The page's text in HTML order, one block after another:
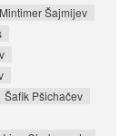
Mintimer Šajmijev
Šafik Pšichačev